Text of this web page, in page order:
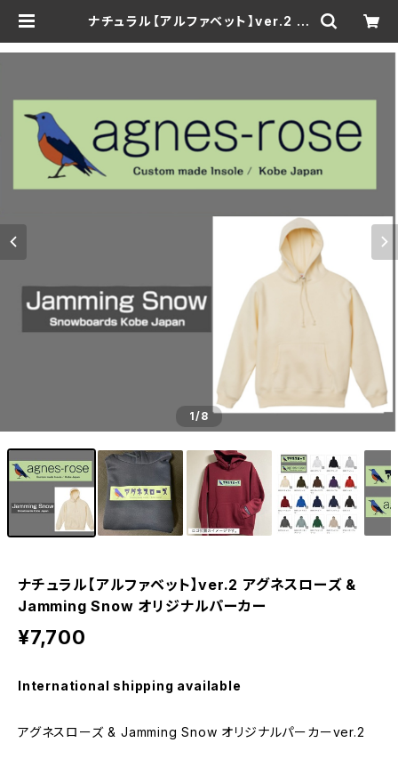
ナチュラル【アルファベット】ver.2 ア
オリジナルパーカー | Jammingsn
1/8
ナチュラル【アルファベット】ver.2 アグネスローズ &
Jamming Snow オリジナルパーカー
¥7,700
International shipping available
アグネスローズ & Jamming Snow オリジナルパーカーver.2